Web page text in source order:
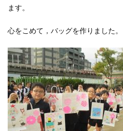
ます。
心をこめて，バッグを作りました。